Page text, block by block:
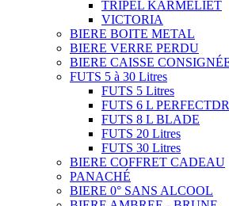
TRIPEL KARMELIET
VICTORIA
BIERE BOITE METAL
BIERE VERRE PERDU
BIERE CAISSE
FUTS 5 à 30 Litres
FUTS 5 Litres
FUTS 6 L
FUTS 8 L BLADE
FUTS 20 Litres
FUTS 30 Litres
BIERE COFFRET CADEAU
PANACHÉ
BIERE 0° SANS ALCOOL